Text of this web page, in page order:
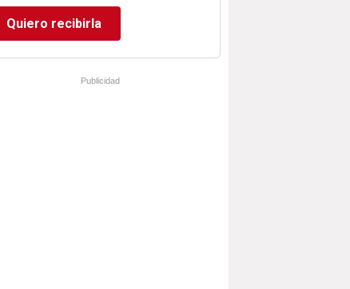
Quiero recibirla
Publicidad